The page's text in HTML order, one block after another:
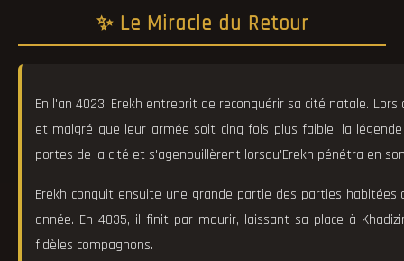
✨ Le Miracle du Retour
En l'an 4023, Erekh entreprit de reconquérir sa cité natale.
et malgré que leur armée soit cinq fois plus faible, la
portes de la cité et s'agenouillèrent lorsqu'Erekh pénétra en
Erekh conquit ensuite une grande partie des parties
année. En 4035, il finit par mourir, laissant sa place à
fidèles compagnons.